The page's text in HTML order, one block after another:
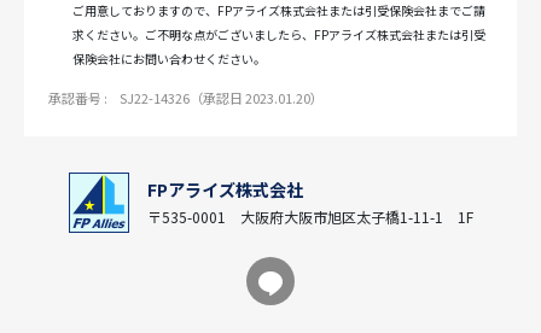
ご用意しておりますので、FPアライズ株式会社または引受保険会社までご請
求ください。ご不明な点がございましたら、FPアライズ株式会社または引受
保険会社にお問い合わせください。
承認番号 : SJ22-14326（承認日 2023.01.20）
FPアライズ株式会社
〒535-0001 大阪府大阪市旭区太子橋1-11-1 1F